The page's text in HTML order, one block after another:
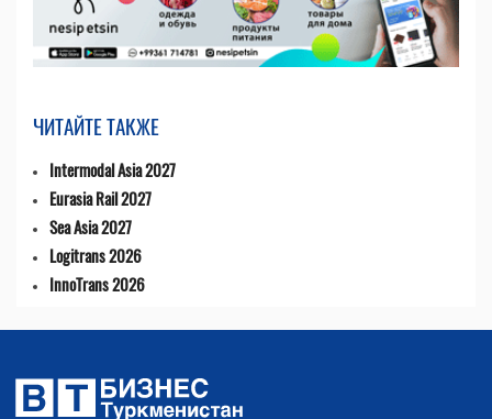
ЧИТАЙТЕ ТАКЖЕ
Intermodal Asia 2027
Eurasia Rail 2027
Sea Asia 2027
Logitrans 2026
InnoTrans 2026